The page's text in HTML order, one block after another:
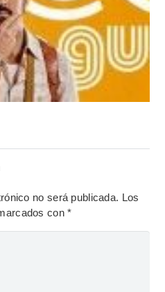
no será publicada. Los
con*